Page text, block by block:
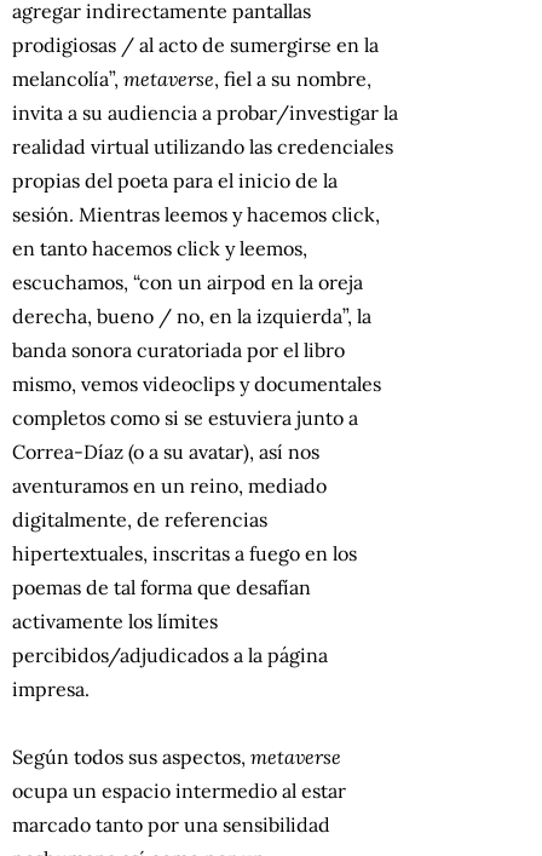
agregar indirectamente pantallas
prodigiosas / al acto de sumergirse en la
melancolía”, metaverse, fiel a su nombre,
invita a su audiencia a probar/investigar la
realidad virtual utilizando las credenciales
propias del poeta para el inicio de la
sesión. Mientras leemos y hacemos click,
en tanto hacemos click y leemos,
escuchamos, “con un airpod en la oreja
derecha, bueno / no, en la izquierda”, la
banda sonora curatoriada por el libro
mismo, vemos videoclips y documentales
completos como si se estuviera junto a
Correa-Díaz (o a su avatar), así nos
aventuramos en un reino, mediado
digitalmente, de referencias
hipertextuales, inscritas a fuego en los
poemas de tal forma que desafían
activamente los límites
percibidos/adjudicados a la página
impresa.
Según todos sus aspectos, metaverse
ocupa un espacio intermedio al estar
marcado tanto por una sensibilidad